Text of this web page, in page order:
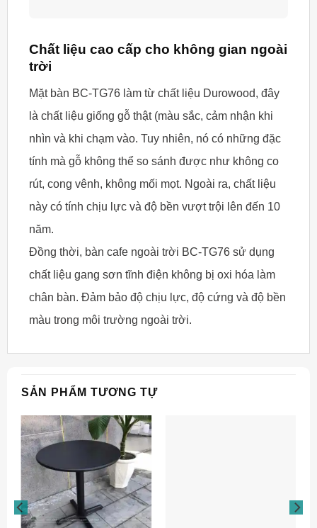
Chất liệu cao cấp cho không gian ngoài
trời
Mặt bàn BC-TG76 làm từ chất liệu Durowood, đây
là chất liệu giống gỗ thật (màu sắc, cảm nhận khi
nhìn và khi chạm vào. Tuy nhiên, nó có những đặc
tính mà gỗ không thể so sánh được như không co
rút, cong vênh, không mối mọt. Ngoài ra, chất liệu
này có tính chịu lực và độ bền vượt trội lên đến 10
năm.
Đồng thời, bàn cafe ngoài trời BC-TG76 sử dụng
chất liệu gang sơn tĩnh điện không bị oxi hóa làm
chân bàn. Đảm bảo độ chịu lực, độ cứng và độ bền
màu trong môi trường ngoài trời.
SẢN PHẨM TƯƠNG TỰ